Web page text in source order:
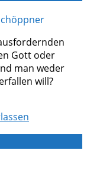
Gott oder
man weder
will?